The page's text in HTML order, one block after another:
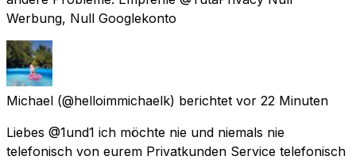
Werbung, Null Googlekonto
Michael (@helloimmichaelk) berichtet vor 22 Minuten
Liebes @1und1 ich möchte nie und niemals nie
telefonisch von eurem Privatkunden Service telefonisch